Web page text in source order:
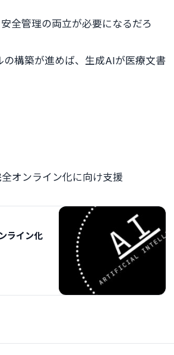
全管理の両立が必要になるだろ
構築が進めば、生成AIが医療文書
オンライン化に向け支援
ライン化